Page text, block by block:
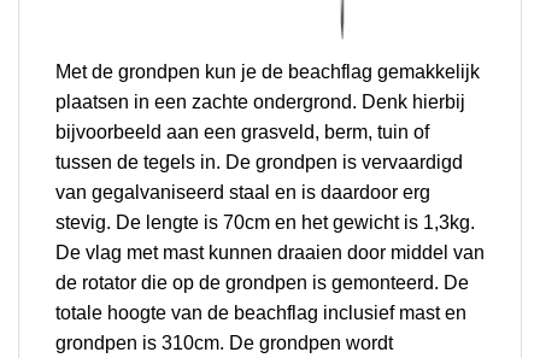
Met de grondpen kun je de beachflag gemakkelijk
plaatsen in een zachte ondergrond. Denk hierbij
bijvoorbeeld aan een grasveld, berm, tuin of
tussen de tegels in. De grondpen is vervaardigd
van gegalvaniseerd staal en is daardoor erg
stevig. De lengte is 70cm en het gewicht is 1,3kg.
De vlag met mast kunnen draaien door middel van
de rotator die op de grondpen is gemonteerd. De
totale hoogte van de beachflag inclusief mast en
grondpen is 310cm. De grondpen wordt